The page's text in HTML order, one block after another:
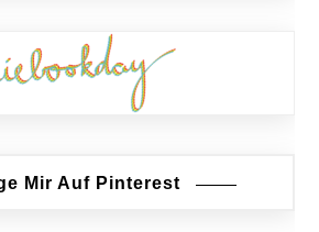
Mir Auf Pinterest